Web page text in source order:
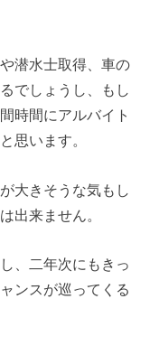
潜水士取得、車の
でしょうし、もし
時間にアルバイト
思います。
大きそうな気もし
出来ません。
、二年次にもきっ
ンスが巡ってくる